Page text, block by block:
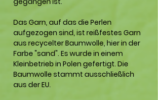
Das Garn, auf das die Perlen
aufgezogen sind, ist reißfestes Garn
aus recycelter Baumwolle, hier in der
Farbe "sand". Es wurde in einem
Kleinbetrieb in Polen gefertigt. Die
Baumwolle stammt ausschließlich
aus der EU.